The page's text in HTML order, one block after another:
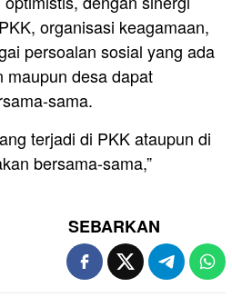
organisasi keagamaan,
persoalan sosial yang ada
maupun desa dapat
sama.
terjadi di PKK ataupun di
bersama-sama,”
SEBARKAN